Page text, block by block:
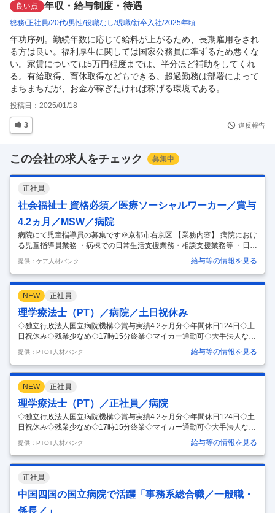
良い点 年収・給与制度・待遇
総務 正社員 20代 男性 役職なし 現職 新卒入社 2025年頃
年功序列。勤続年数に応じて給料が上がるため、長期雇用をされ
る方は良い。福利厚生に関しては国家公務員に準ずるため悪くな
い。家賃については5万円程度までは、半分ほど補助をしてくれ
る。有給取得、育休取得などもできる。超過勤務は部署によって
まちまちだが、お金が稼ぎたければ稼げる環境である。
投稿日： 2025/01/18
3 違反報告
この会社の求人をチェック 募集中
正社員
社会福祉士 資格必須／医療ソーシャルワーカー／賞与
4.2ヵ月／MSW／病院
病院にて児童指導員の募集です＠京都市右京区 【業務内容】 病院におけ
る児童指導員業務 ・病棟での日常生活支援業務・相談支援業務等 ・日中
活動、趣味活動支援障害福祉サービスの利用調整 【応募条件】 社会福祉
士 精神保健福祉士 【施設形態】 病院 【募集資格】 社会福祉士 お気軽に
お問い合わせください。…
提供：ケア人材バンク 給与等の情報を見る
NEW 正社員
理学療法士（PT）／病院／土日祝休み
◇独立行政法人国立病院機構◇賞与実績4.2ヶ月分◇年間休日124日◇土
日祝休み◇残業少なめ◇17時15分終業◇マイカー通勤可◇大手法人なら
ではの充実した福利厚生と教育体制のもとで経験が積める病院です。
【給与】 【月給】213,800円-213,800円 ［内訳］ ・基本給 213,800円-2
13,800円 【特記事項】 特殊業務手当 20,800円 4.20カ月分/年 年2回 4.2
0ヶ月分 【コメント】 ・福島県いわき市に位置し、全国にネットワーク
を持つ独立行政法人国立病院機構が運営する病院です。 ・入院および外
来の患者様に対する機能訓練業務全般を担当し、大手法人ならではの質
の高い医療現…
提供：PTOT人材バンク 給与等の情報を見る
NEW 正社員
理学療法士（PT）／正社員／病院
◇独立行政法人国立病院機構◇賞与実績4.2ヶ月分◇年間休日124日◇土
日祝休み◇残業少なめ◇17時15分終業◇マイカー通勤可◇大手法人なら
ではの充実した福利厚生と教育体制のもとで経験が積める病院です。
【給与】 【月給】213,800円-213,800円 ［内訳］ ・基本給 213,800円-2
13,800円 【特記事項】 特殊業務手当 20,800円 4.20カ月分/年 年2回 4.2
0ヶ月分 【コメント】 ・福島県いわき市に位置し、全国にネットワーク
を持つ独立行政法人国立病院機構が運営する病院です。 ・入院および外
来の患者様に対する機能訓練業務全般を担当し、大手法人ならではの質
の高い医療現 …
提供：PTOT人材バンク 給与等の情報を見る
正社員
中国四国の国立病院で活躍「事務系総合職／一般職・
係長／」